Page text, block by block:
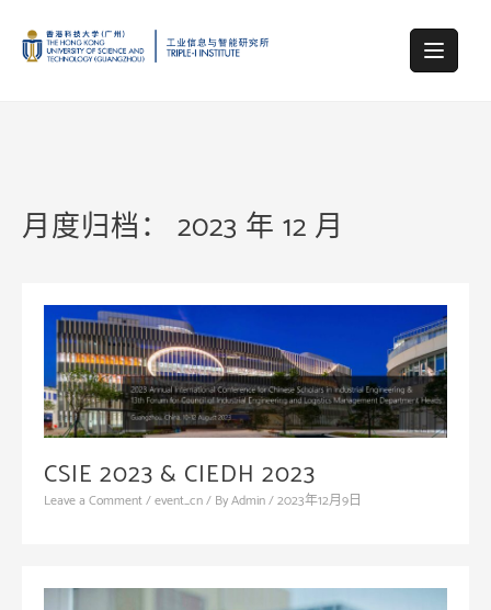
content
月度归档： 2023 年 12 月
CSIE 2023 & CIEDH 2023
Leave a Comment/event_cn/ ByAdmin/2023年12月9日